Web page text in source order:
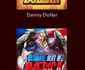
Danny Dollar